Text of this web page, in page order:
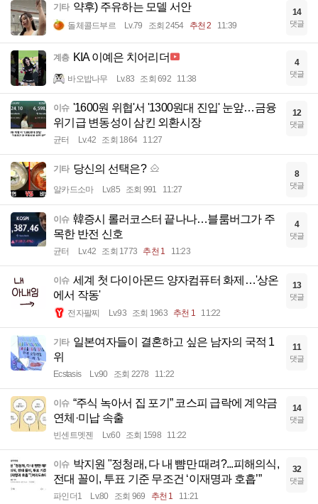
기타 약후) 주유하는 모델 서안
돌체콜드부르 Lv.79 조회 2454 추천 2 11:39
14
댓글
계층 KIA 이예은 치어리더
바오밥나무 Lv.83 조회 692 11:38
4
댓글
이슈 '1600원 위협'서 '1300원대 진입' 눈앞…금융
위기급 변동성이 삼킨 외환시장
균터 Lv.42 조회 1864 11:27
12
댓글
기타 당신의 선택은?
알카드소마 Lv.85 조회 991 11:27
8
댓글
이슈 韓증시 롤러코스터 끝나나…블룸버그가 주
목한 반전 신호
균터 Lv.42 조회 1773 추천 1 11:23
4
댓글
이슈 세계 첫 다이아몬드 양자컴퓨터 화제…'상온
에서 작동'
전자팔찌 Lv.93 조회 1963 추천 1 11:22
13
댓글
기타 일본여자들이 결혼하고 싶은 남자의 국적 1
위
Ecstasis Lv.90 조회 2278 11:22
11
댓글
이슈 “주식 녹아서 집 포기” 코스피 급락에 계약금
연체·미납 속출
빈센트멧젠 Lv.60 조회 1598 11:22
14
댓글
이슈 박지원 "정청래, 다 내 뺨만 때려?...피해의식,
전대 꼴이, 투표 기준 무조건 ‘이재명과 호흡’”
파인더1 Lv.80 조회 969 추천 1 11:21
32
댓글